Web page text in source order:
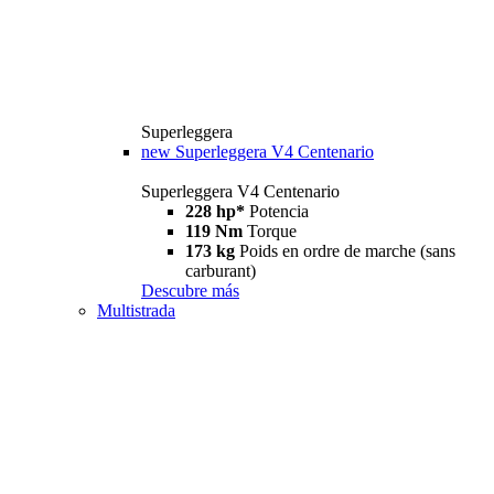
Superleggera
new Superleggera V4 Centenario
Superleggera V4 Centenario
228 hp* Potencia
119 Nm Torque
173 kg Poids en ordre de marche (sans
carburant)
Descubre más
Multistrada